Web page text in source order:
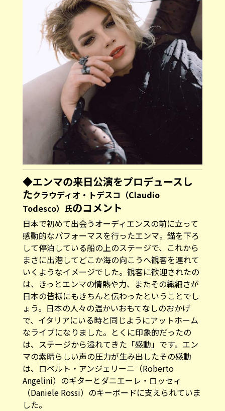
◆エンマの来日公演をプロデュースし
たクラウディオ・トデスコ（Claudio
Todesco）氏のコメント
日本で初めて出会うオーディエンスの前に立って
感動的なパフォーマスを行ったエンマ。錨を下ろ
して停泊している船の上のステージで、これから
まさに出港してどこか海の向こうへ観客を連れて
いくようなイメージでした。観客に歓迎されたの
は、きっとエンマの情熱や力、またその繊細さが
日本の皆様にもきちんと伝わったということでし
ょう。日本の人々の温かいおもてなしのおかげ
で、イタリアにいる時と同じようにアットホーム
なライブになりました。とくに印象的だったの
は、ステージから溢れてきた「感動」です。エン
マの素晴らしい声の圧力が生み出したその感動
は、ロベルト・アンジェリーニ（Roberto
Angelini）のギターとダニエーレ・ロッセィ
（Daniele Rossi）のキーボードに支えられていま
した。